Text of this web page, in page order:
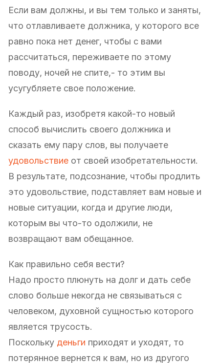
Если вам должны, и вы тем только и заняты,
что отлавливаете должника, у которого все
равно пока нет денег, чтобы с вами
рассчитаться, переживаете по этому
поводу, ночей не спите,- то этим вы
усугубляете свое положение.
Каждый раз, изобретя какой-то новый
способ вычислить своего должника и
сказать ему пару слов, вы получаете
удовольствие от своей изобретательности.
В результате, подсознание, чтобы продлить
это удовольствие, подставляет вам новые и
новые ситуации, когда и другие люди,
которым вы что-то одолжили, не
возвращают вам обещанное.
Как правильно себя вести?
Надо просто плюнуть на долг и дать себе
слово больше некогда не связываться с
человеком, духовной сущностью которого
является трусость.
Поскольку деньги приходят и уходят, то
потерянное вернется к вам, но из другого